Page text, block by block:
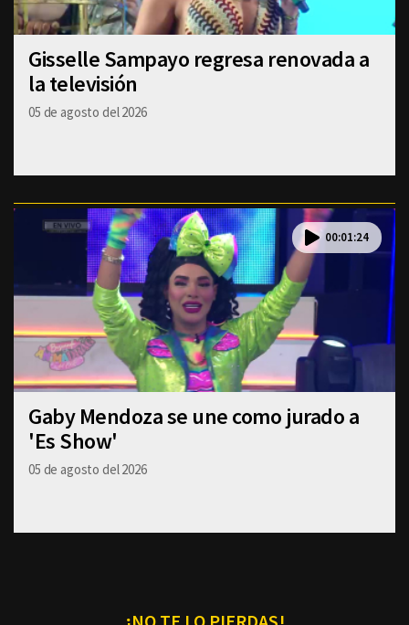
Gisselle Sampayo regresa renovada a
la televisión
05 de agosto del 2026
00:01:24
Gaby Mendoza se une como jurado a
'Es Show'
05 de agosto del 2026